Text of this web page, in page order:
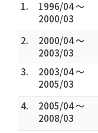
1.
1996/04 ～
2000/03
2.
2000/04 ～
2003/03
3.
2003/04 ～
2005/03
4.
2005/04 ～
2008/03